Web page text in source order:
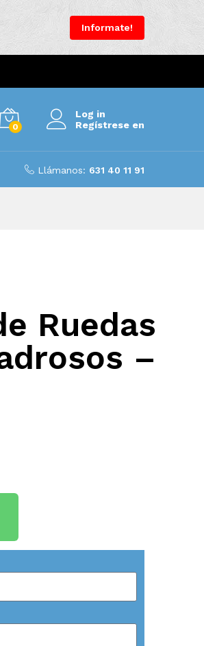
Informate!
0
Log in
Regístrese en
Llámanos: 631 40 11 91
Ruedas
–